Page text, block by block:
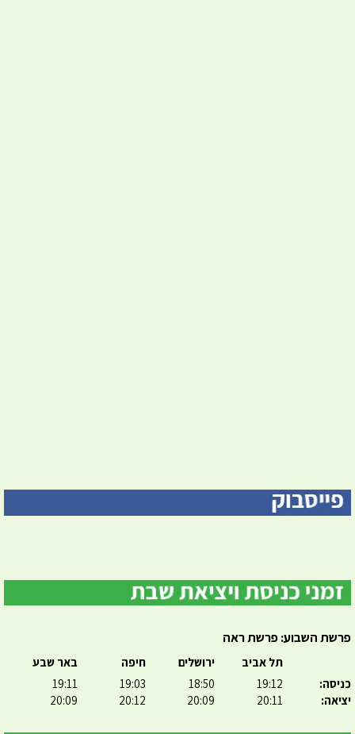
פרשת השבוע: פרשת ראה
כניסה:
יציאה:
תל אביב
19:12
20:11
ירושלים
18:50
20:09
חיפה
19:03
20:12
באר שבע
19:11
20:09